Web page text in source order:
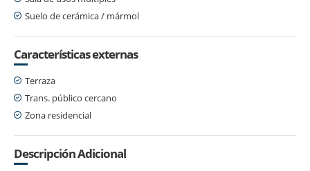
Suelo de cerámica / mármol
Características externas
Terraza
Trans. público cercano
Zona residencial
Descripción Adicional